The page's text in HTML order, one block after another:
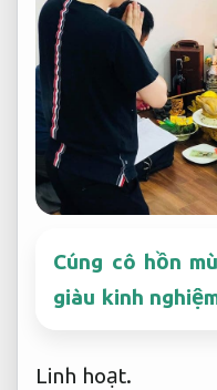
Cúng cô hồn
giàu kinh
Linh hoạt.